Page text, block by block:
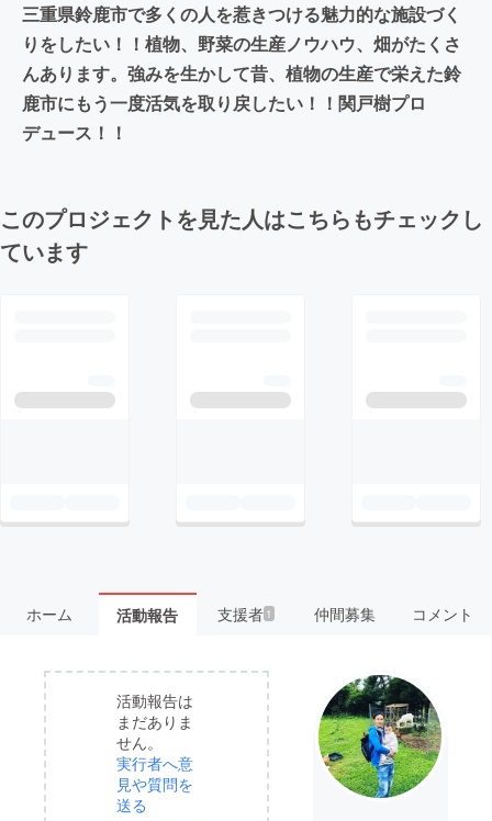
三重県鈴鹿市で多くの人を惹きつける魅力的な施設づく
りをしたい！！植物、野菜の生産ノウハウ、畑がたくさ
んあります。強みを生かして昔、植物の生産で栄えた鈴
鹿市にもう一度活気を取り戻したい！！関戸樹プロ
デュース！！
このプロジェクトを見た人はこちらもチェックし
ています
ホーム 活動報告 支援者 1 仲間募集 コメント
活動報告は
まだありま
せん。
実行者へ意
見や質問を
送る